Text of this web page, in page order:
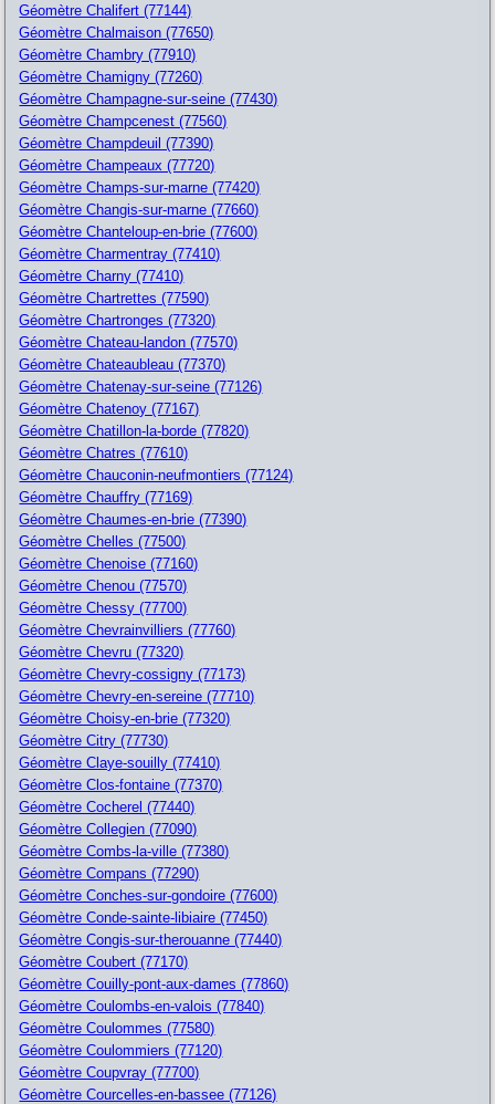
Géomètre Chalifert (77144)
Géomètre Chalmaison (77650)
Géomètre Chambry (77910)
Géomètre Chamigny (77260)
Géomètre Champagne-sur-seine (77430)
Géomètre Champcenest (77560)
Géomètre Champdeuil (77390)
Géomètre Champeaux (77720)
Géomètre Champs-sur-marne (77420)
Géomètre Changis-sur-marne (77660)
Géomètre Chanteloup-en-brie (77600)
Géomètre Charmentray (77410)
Géomètre Charny (77410)
Géomètre Chartrettes (77590)
Géomètre Chartronges (77320)
Géomètre Chateau-landon (77570)
Géomètre Chateaubleau (77370)
Géomètre Chatenay-sur-seine (77126)
Géomètre Chatenoy (77167)
Géomètre Chatillon-la-borde (77820)
Géomètre Chatres (77610)
Géomètre Chauconin-neufmontiers (77124)
Géomètre Chauffry (77169)
Géomètre Chaumes-en-brie (77390)
Géomètre Chelles (77500)
Géomètre Chenoise (77160)
Géomètre Chenou (77570)
Géomètre Chessy (77700)
Géomètre Chevrainvilliers (77760)
Géomètre Chevru (77320)
Géomètre Chevry-cossigny (77173)
Géomètre Chevry-en-sereine (77710)
Géomètre Choisy-en-brie (77320)
Géomètre Citry (77730)
Géomètre Claye-souilly (77410)
Géomètre Clos-fontaine (77370)
Géomètre Cocherel (77440)
Géomètre Collegien (77090)
Géomètre Combs-la-ville (77380)
Géomètre Compans (77290)
Géomètre Conches-sur-gondoire (77600)
Géomètre Conde-sainte-libiaire (77450)
Géomètre Congis-sur-therouanne (77440)
Géomètre Coubert (77170)
Géomètre Couilly-pont-aux-dames (77860)
Géomètre Coulombs-en-valois (77840)
Géomètre Coulommes (77580)
Géomètre Coulommiers (77120)
Géomètre Coupvray (77700)
Géomètre Courcelles-en-bassee (77126)